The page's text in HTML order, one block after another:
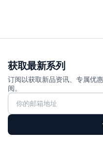
获取最新系列
订阅以获取新品资讯、专属优
阅。